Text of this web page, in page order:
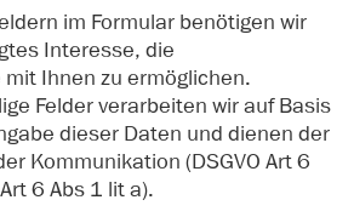
im Formular benötigen wir
Interesse, die
Ihnen zu ermöglichen.
Felder verarbeiten wir auf Basis
dieser Daten und dienen der
Kommunikation (DSGVO Art 6
6 Abs 1 lit a).